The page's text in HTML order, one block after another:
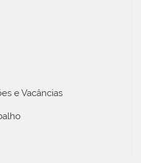
e Vacâncias